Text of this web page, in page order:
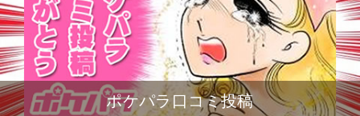
ポケパラ口コミ投稿